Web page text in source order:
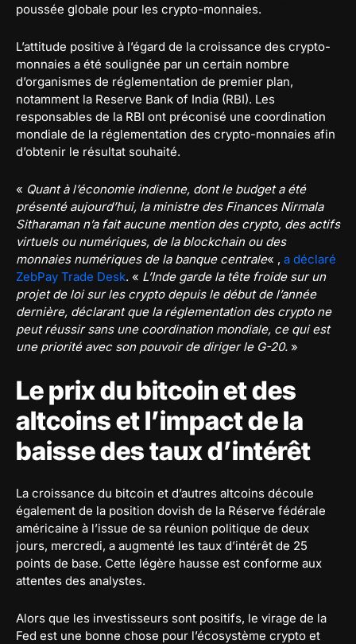
poussée globale pour les crypto-monnaies.
L’attitude positive à l’égard de la croissance des crypto-
monnaies a été soulignée par un certain nombre
d’organismes de réglementation de premier plan,
notamment la Reserve Bank of India (RBI). Les
responsables de la RBI ont préconisé une coordination
mondiale de la réglementation des crypto-monnaies afin
d’obtenir le résultat souhaité.
« Quant à l’économie indienne, dont le budget a été
présenté aujourd’hui, la ministre des Finances Nirmala
Sitharaman n’a fait aucune mention des crypto, des actifs
virtuels ou numériques, de la blockchain ou des
monnaies numériques de la banque centrale« , a déclaré
ZebPay Trade Desk. « L’Inde garde la tête froide sur un
projet de loi sur les crypto depuis le début de l’année
dernière, déclarant que la réglementation des crypto ne
peut réussir sans une coordination mondiale, ce qui est
une priorité avec son pouvoir de diriger le G-20. »
Le prix du bitcoin et des
altcoins et l’impact de la
baisse des taux d’intérêt
La croissance du bitcoin et d’autres altcoins découle
également de la position dovish de la Réserve fédérale
américaine à l’issue de sa réunion politique de deux
jours, mercredi, a augmenté les taux d’intérêt de 25
points de base. Cette légère hausse est conforme aux
attentes des analystes.
Alors que les investisseurs sont positifs, le virage de la
Fed est une bonne chose pour l’écosystème crypto et